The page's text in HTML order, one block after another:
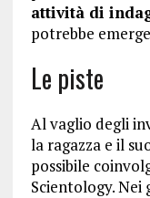
attività di
potrebbe
Le piste
Al vaglio degli
la ragazza e il
possibile
Scientology. Nei